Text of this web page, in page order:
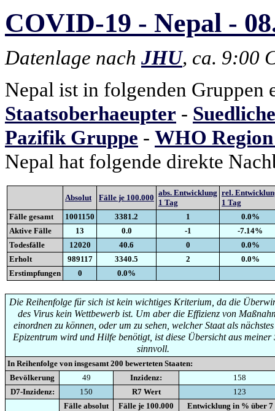
COVID-19 - Nepal -
Datenlage nach JHU, ca. 9:00
Nepal ist in folgenden Gruppen
Staatsoberhaeupter -
Pazifik Gruppe - WHO Region
Nepal hat folgende direkte
Absolut Fälle je 100.000
abs. Entwicklung
1 Tag
rel.
1 Tag
Fälle gesamt
1001150 3381.2 1
0.0%
Aktive Fälle
13 0.0 -1
-7.14%
Todesfälle
12020 40.6 0
0.0%
Erholt
989117 3340.5 2
0.0%
Erstimpfungen
0 0.0%
Die Reihenfolge für sich ist kein wichtiges Kriterium, da die
des Virus kein Wettbewerb ist. Um aber die Effizienz von
einordnen zu können, oder um zu sehen, welcher Staat als
Epizentrum wird und Hilfe benötigt, ist diese Übersicht aus meiner
sinnvoll.
In Reihenfolge von insgesamt 200 bewerteten Staaten:
Bevölkerung
49 Inzidenz:
158
D7-Inzidenz:
150 R7 Wert
123
Fälle absolut
Fälle je 100.000
Entwicklung in % über 7